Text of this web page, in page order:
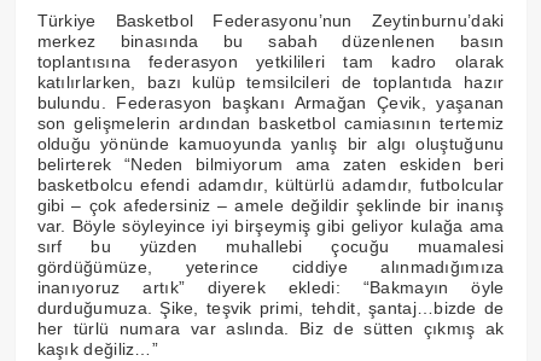
Türkiye Basketbol Federasyonu’nun Zeytinburnu’daki
merkez binasında bu sabah düzenlenen basın
toplantısına federasyon yetkilileri tam kadro olarak
katılırlarken, bazı kulüp temsilcileri de toplantıda hazır
bulundu. Federasyon başkanı Armağan Çevik, yaşanan
son gelişmelerin ardından basketbol camiasının tertemiz
olduğu yönünde kamuoyunda yanlış bir algı oluştuğunu
belirterek “Neden bilmiyorum ama zaten eskiden beri
basketbolcu efendi adamdır, kültürlü adamdır, futbolcular
gibi – çok afedersiniz – amele değildir şeklinde bir inanış
var. Böyle söyleyince iyi birşeymiş gibi geliyor kulağa ama
sırf bu yüzden muhallebi çocuğu muamalesi
gördüğümüze, yeterince ciddiye alınmadığımıza
inanıyoruz artık” diyerek ekledi: “Bakmayın öyle
durduğumuza. Şike, teşvik primi, tehdit, şantaj…bizde de
her türlü numara var aslında. Biz de sütten çıkmış ak
kaşık değiliz…”